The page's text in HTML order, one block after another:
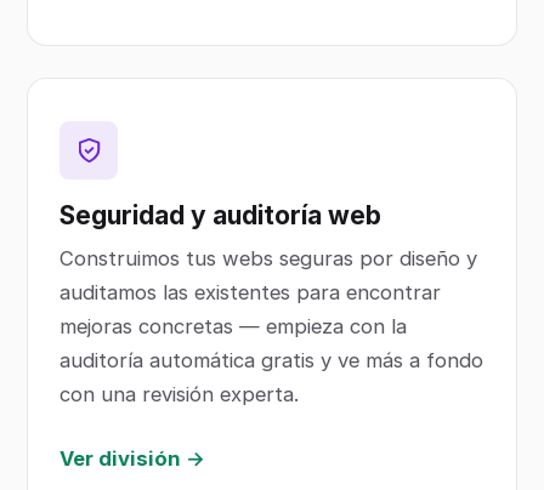
Seguridad y auditoría web
Construimos tus webs seguras por diseño y
auditamos las existentes para encontrar
mejoras concretas — empieza con la
auditoría automática gratis y ve más a fondo
con una revisión experta.
Ver división →